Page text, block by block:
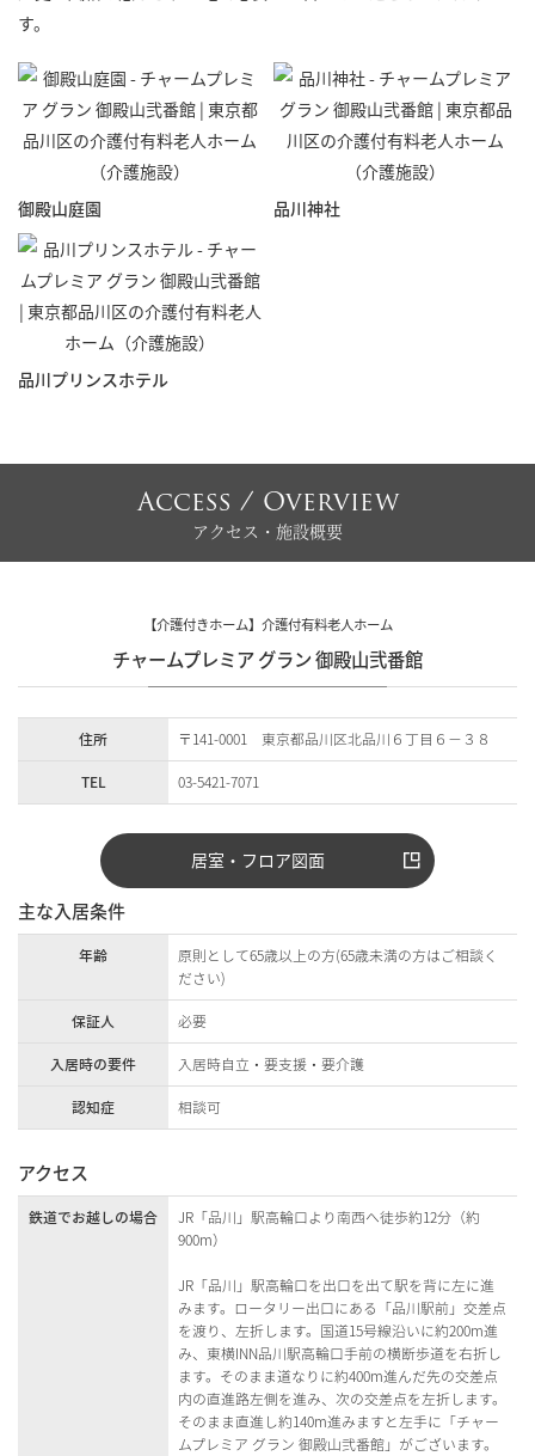
す。
御殿山庭園 品川神社
品川プリンスホテル
Access / Overview
アクセス・施設概要
【介護付きホーム】介護付有料老人ホーム
チャームプレミア グラン 御殿山弐番館
住所
〒141-0001 東京都品川区北品川６丁目６－３８
TEL
03-5421-7071
居室・フロア図面
主な入居条件
年齢
原則として65歳以上の方(65歳未満の方はご相談く
ださい)
保証人
必要
入居時の要件
入居時自立・要支援・要介護
認知症
相談可
アクセス
鉄道でお越しの場合
JR「品川」駅高輪口より南西へ徒歩約12分（約
900m）
JR「品川」駅高輪口を出口を出て駅を背に左に進
みます。ロータリー出口にある「品川駅前」交差点
を渡り、左折します。国道15号線沿いに約200m進
み、東横INN品川駅高輪口手前の横断歩道を右折し
ます。そのまま道なりに約400m進んだ先の交差点
内の直進路左側を進み、次の交差点を左折します。
そのまま直進し約140m進みますと左手に「チャー
ムプレミア グラン 御殿山弐番館」がございます。